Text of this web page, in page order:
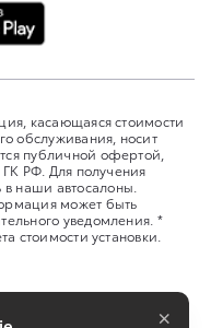
касающаяся стоимости
обслуживания, носит
публичной офертой,
РФ. Для получения
наши автосалоны.
может быть
уведомления. *
стоимости установки.
×